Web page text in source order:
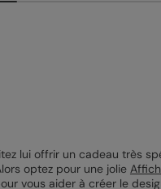
lui offrir un cadeau très
optez pour une jolie
vous aider à créer le